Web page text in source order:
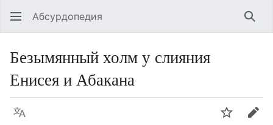
Абсурдопедия
Безымянный холм у слияния
Енисея и Абакана
Язык